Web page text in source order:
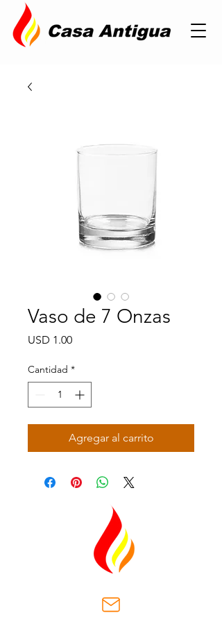
Vaso de 7 Onzas
USD 1.00Precio
Cantidad *
Agregar al carrito